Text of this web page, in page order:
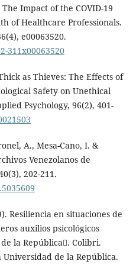
Impact of the COVID-19
of Healthcare Professionals.
e00063520.
311x00063520
as Thieves: The Effects of
Safety on Unethical
Psychology, 96(2), 401-
A., Mesa-Cano, I. &
Venezolanos de
202-211.
Resiliencia en situaciones de
auxilios psicológicos
la República. Colibri.
de la República.